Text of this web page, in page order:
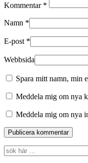
Kommentar *
Namn *
E-post *
Webbsida
Spara mitt namn, min
Meddela mig om nya
Meddela mig om nya
Search
for: